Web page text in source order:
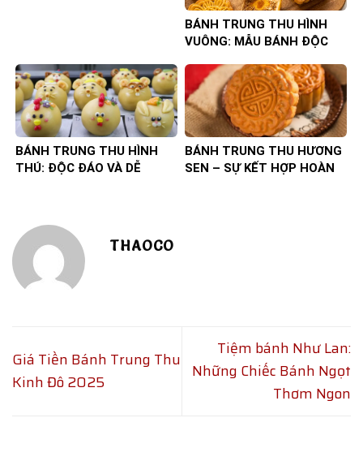
BÁNH TRUNG THU HÌNH
VUÔNG: MẪU BÁNH ĐỘC
BÁNH TRUNG THU HÌNH
THÚ: ĐỘC ĐÁO VÀ DỄ
BÁNH TRUNG THU HƯƠNG
SEN – SỰ KẾT HỢP HOÀN
THAOCO
Giá Tiền Bánh Trung Thu
Kinh Đô 2025
Tiệm bánh Như Lan:
Những Chiếc Bánh Ngọt
Thơm Ngon